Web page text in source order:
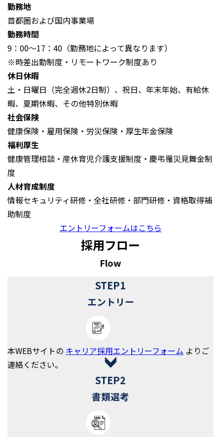
勤務地
首都圏および国内事業場
勤務時間
9：00～17：40（勤務地によって異なります）
※時差出勤制度・リモートワーク制度あり
休日休暇
土・日曜日（完全週休2日制）、祝日、年末年始、有給休
暇、夏期休暇、その他特別休暇
社会保険
健康保険・雇用保険・労災保険・厚生年金保険
福利厚生
健康管理相談・産休育児介護支援制度・慶弔罹災見舞金制
度
人材育成制度
情報セキュリティ研修・全社研修・部門研修・資格取得補
助制度
エントリーフォームはこちら
採用フロー
Flow
STEP1
エントリー
本WEBサイトの キャリア採⽤エントリーフォーム よりご
連絡ください。
STEP2
書類選考